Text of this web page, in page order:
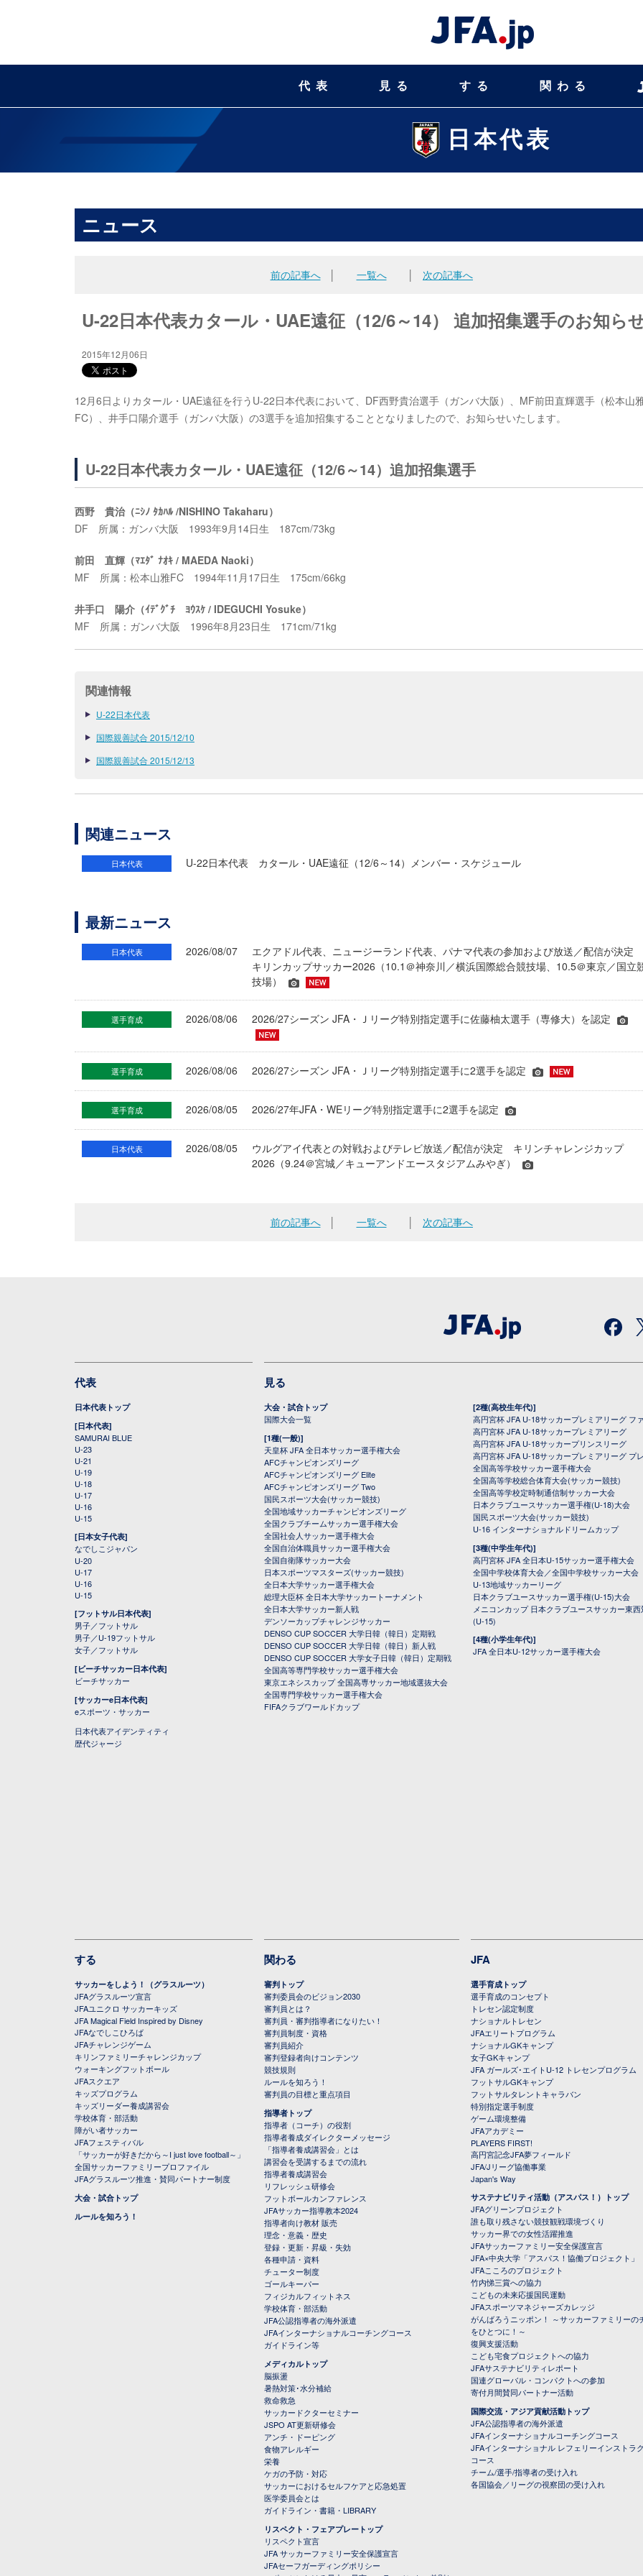
代表 見る する 関わる
日本代表
ニュース
前の記事へ│ 一覧へ 次の記事へ
U-22日本代表カタール・UAE遠征（12/6～14） 追加招集選手のお知ら
2015年12月06日
12月6日よりカタール・UAE遠征を行うU-22日本代表において、DF西野貴治選手（ガンバ大阪）、MF前田直輝選手（松本山
FC）、井手口陽介選手（ガンバ大阪）の3選手を追加招集することとなりましたので、お知らせいたします。
U-22日本代表カタール・UAE遠征（12/6～14）追加招集選手
西野 貴治（ﾆｼﾉ ﾀｶﾊﾙ /NISHINO Takaharu）
DF 所属：ガンバ大阪 1993年9月14日生 187cm/73kg
前田 直輝（ﾏｴﾀﾞ ﾅｵｷ / MAEDA Naoki）
MF 所属：松本山雅FC 1994年11月17日生 175cm/66kg
井手口 陽介（ｲﾃﾞｸﾞﾁ ﾖｳｽｹ / IDEGUCHI Yosuke）
MF 所属：ガンバ大阪 1996年8月23日生 171cm/71kg
関連情報
U-22日本代表
国際親善試合 2015/12/10
国際親善試合 2015/12/13
関連ニュース
日本代表 U-22日本代表 カタール・UAE遠征（12/6～14）メンバー・スケジュール
最新ニュース
日本代表 2026/08/07
エクアドル代表、ニュージーランド代表、パナマ代表の参加および放送／配信が決定
キリンカップサッカー2026（10.1＠神奈川／横浜国際総合競技場、10.5＠東京／国立
技場）
選手育成 2026/08/06 2026/27シーズン JFA・Ｊリーグ特別指定選手に佐藤柚太選手（専修大）を認定
選手育成 2026/08/06 2026/27シーズン JFA・Ｊリーグ特別指定選手に2選手を認定
選手育成 2026/08/05 2026/27年JFA・WEリーグ特別指定選手に2選手を認定
日本代表 2026/08/05
ウルグアイ代表との対戦およびテレビ放送／配信が決定 キリンチャレンジカップ
2026（9.24＠宮城／キューアンドエースタジアムみやぎ）
前の記事へ│ 一覧へ 次の記事へ
代表
日本代表トップ
[日本代表]
SAMURAI BLUE
U-23
U-21
U-19
U-18
U-17
U-16
U-15
[日本女子代表]
なでしこジャパン
U-20
U-17
U-16
U-15
[フットサル日本代表]
男子／フットサル
男子／U-19フットサル
女子／フットサル
[ビーチサッカー日本代表]
ビーチサッカー
[サッカーe日本代表]
eスポーツ・サッカー
日本代表アイデンティティ
歴代ジャージ
見る
大会・試合トップ
国際大会一覧
[1種(一般)]
天皇杯 JFA 全日本サッカー選手権大会
AFCチャンピオンズリーグ
AFCチャンピオンズリーグ Elite
AFCチャンピオンズリーグ Two
国民スポーツ大会(サッカー競技)
全国地域サッカーチャンピオンズリーグ
全国クラブチームサッカー選手権大会
全国社会人サッカー選手権大会
全国自治体職員サッカー選手権大会
全国自衛隊サッカー大会
日本スポーツマスターズ(サッカー競技)
全日本大学サッカー選手権大会
総理大臣杯 全日本大学サッカートーナメント
全日本大学サッカー新人戦
デンソーカップチャレンジサッカー
DENSO CUP SOCCER 大学日韓（韓日）定期戦
DENSO CUP SOCCER 大学日韓（韓日）新人戦
DENSO CUP SOCCER 大学女子日韓（韓日）定期戦
全国高等専門学校サッカー選手権大会
東京エネシスカップ 全国高専サッカー地域選抜大会
全国専門学校サッカー選手権大会
FIFAクラブワールドカップ
[2種(高校生年代)]
高円宮杯 JFA U-18サッカープレミアリーグ フ
高円宮杯 JFA U-18サッカープレミアリーグ
高円宮杯 JFA U-18サッカープリンスリーグ
高円宮杯 JFA U-18サッカープレミアリーグ プ
全国高等学校サッカー選手権大会
全国高等学校総合体育大会(サッカー競技)
全国高等学校定時制通信制サッカー大会
日本クラブユースサッカー選手権(U-18)大会
国民スポーツ大会(サッカー競技)
U-16 インターナショナルドリームカップ
[3種(中学生年代)]
高円宮杯 JFA 全日本U-15サッカー選手権大会
全国中学校体育大会／全国中学校サッカー大会
U-13地域サッカーリーグ
日本クラブユースサッカー選手権(U-15)大会
メニコンカップ 日本クラブユースサッカー東
(U-15)
[4種(小学生年代)]
JFA 全日本U-12サッカー選手権大会
する
サッカーをしよう！（グラスルーツ）
JFAグラスルーツ宣言
JFAユニクロ サッカーキッズ
JFA Magical Field Inspired by Disney
JFAなでしこひろば
JFAチャレンジゲーム
キリンファミリーチャレンジカップ
ウォーキングフットボール
JFAスクエア
キッズプログラム
キッズリーダー養成講習会
学校体育・部活動
障がい者サッカー
JFAフェスティバル
「サッカーが好きだから～I just love football～」
全国サッカーファミリープロファイル
JFAグラスルーツ推進・賛同パートナー制度
大会・試合トップ
ルールを知ろう！
関わる
審判トップ
審判委員会のビジョン2030
審判員とは？
審判員・審判指導者になりたい！
審判員制度・資格
審判員紹介
審判登録者向けコンテンツ
競技規則
ルールを知ろう！
審判員の目標と重点項目
指導者トップ
指導者（コーチ）の役割
指導者養成ダイレクターメッセージ
「指導者養成講習会」とは
講習会を受講するまでの流れ
指導者養成講習会
リフレッシュ研修会
フットボールカンファレンス
JFAサッカー指導教本2024
指導者向け教材 販売
理念・意義・歴史
登録・更新・昇級・失効
各種申請・資料
チューター制度
ゴールキーパー
フィジカルフィットネス
学校体育・部活動
JFA公認指導者の海外派遣
JFAインターナショナルコーチングコース
ガイドライン等
メディカルトップ
脳振盪
暑熱対策･水分補給
救命救急
サッカードクターセミナー
JSPO AT更新研修会
アンチ・ドーピング
食物アレルギー
栄養
ケガの予防・対応
サッカーにおけるセルフケアと応急処置
医学委員会とは
ガイドライン・書籍・LIBRARY
リスペクト・フェアプレートップ
リスペクト宣言
JFA サッカーファミリー安全保護宣言
JFAセーフガーディングポリシー
JFA
選手育成トップ
選手育成のコンセプト
トレセン認定制度
ナショナルトレセン
JFAエリートプログラム
ナショナルGKキャンプ
女子GKキャンプ
JFA ガールズ･エイトU-12 トレセンプログラム
フットサルGKキャンプ
フットサルタレントキャラバン
特別指定選手制度
ゲーム環境整備
JFAアカデミー
PLAYERS FIRST!
高円宮記念JFA夢フィールド
JFA/Jリーグ協働事業
Japan's Way
サステナビリティ活動（アスパス！）トップ
JFAグリーンプロジェクト
誰も取り残さない競技観戦環境づくり
サッカー界での女性活躍推進
JFAサッカーファミリー安全保護宣言
JFA×中央大学「アスパス！協働プロジェクト」
JFAこころのプロジェクト
竹内悌三賞への協力
こどもの未来応援国民運動
JFAスポーツマネジャーズカレッジ
がんばろうニッポン！ ～サッカーファミリーの
をひとつに！～
復興支援活動
こども宅食プロジェクトへの協力
JFAサステナビリティレポート
国連グローバル・コンパクトへの参加
寄付月間賛同パートナー活動
国際交流・アジア貢献活動トップ
JFA公認指導者の海外派遣
JFAインターナショナルコーチングコース
JFAインターナショナル レフェリーインストラ
コース
チーム/選手/指導者の受け入れ
各国協会／リーグの視察団の受け入れ